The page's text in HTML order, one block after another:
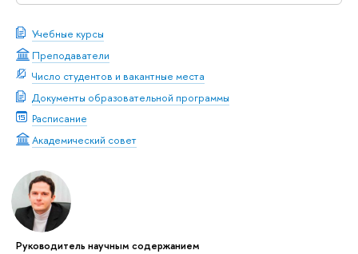
Учебные курсы
Преподаватели
Число студентов и вакантные места
Документы образовательной программы
Расписание
Академический совет
Руководитель научным содержанием